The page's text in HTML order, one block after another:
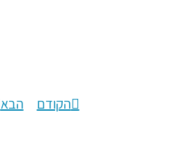
הקודם הבא